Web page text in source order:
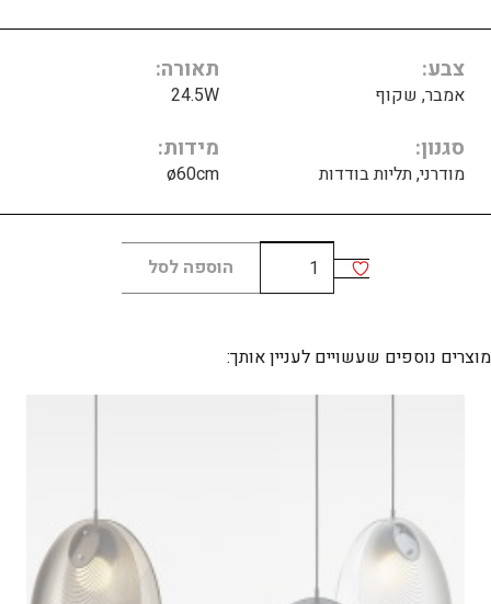
צבע
אמבר, שקוף
תאורה
24.5W
סגנון
מודרני, תליות בודדות
מידות
ø60cm
כמות
של
large
הוספה לסל
מוצרים נוספים שעשויים לעניין אותך: